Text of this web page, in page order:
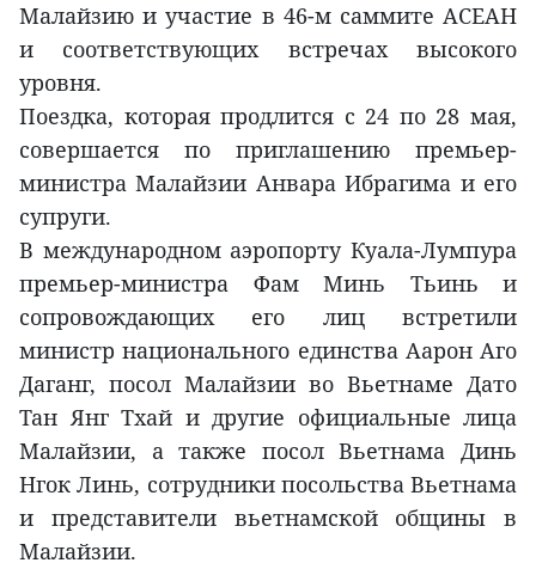
Малайзию и участие в 46-м саммите АСЕАН
и соответствующих встречах высокого
уровня.
Поездка, которая продлится с 24 по 28 мая,
совершается по приглашению премьер-
министра Малайзии Анвара Ибрагима и его
супруги.
В международном аэропорту Куала-Лумпура
премьер-министра Фам Минь Тьинь и
сопровождающих его лиц встретили
министр национального единства Аарон Аго
Даганг, посол Малайзии во Вьетнаме Дато
Тан Янг Тхай и другие официальные лица
Малайзии, а также посол Вьетнама Динь
Нгок Линь, сотрудники посольства Вьетнама
и представители вьетнамской общины в
Малайзии.